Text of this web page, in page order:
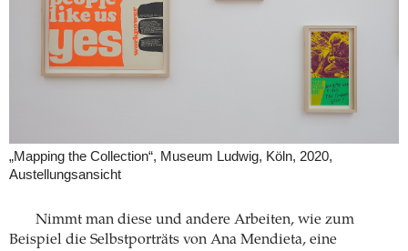
„Mapping the Collection“, Museum Ludwig, Köln, 2020,
Austellungsansicht
Nimmt man diese und andere Arbeiten, wie zum
Beispiel die Selbstporträts von Ana Mendieta, eine